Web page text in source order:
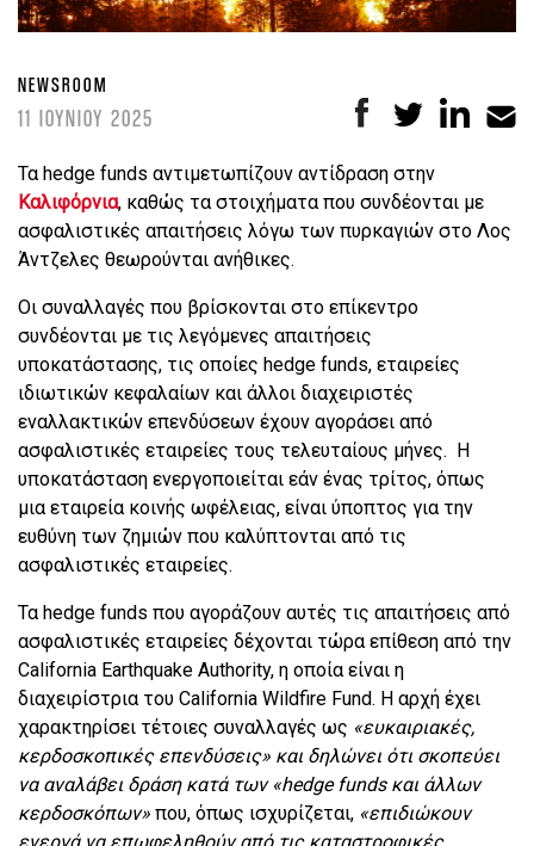
NEWSROOM
11 ΙΟΥΝΙΟΥ 2025
Τα hedge funds αντιμετωπίζουν αντίδραση στην
Καλιφόρνια, καθώς τα στοιχήματα που συνδέονται με
ασφαλιστικές απαιτήσεις λόγω των πυρκαγιών στο Λος
Άντζελες θεωρούνται ανήθικες.
Οι συναλλαγές που βρίσκονται στο επίκεντρο
συνδέονται με τις λεγόμενες απαιτήσεις
υποκατάστασης, τις οποίες hedge funds, εταιρείες
ιδιωτικών κεφαλαίων και άλλοι διαχειριστές
εναλλακτικών επενδύσεων έχουν αγοράσει από
ασφαλιστικές εταιρείες τους τελευταίους μήνες. Η
υποκατάσταση ενεργοποιείται εάν ένας τρίτος, όπως
μια εταιρεία κοινής ωφέλειας, είναι ύποπτος για την
ευθύνη των ζημιών που καλύπτονται από τις
ασφαλιστικές εταιρείες.
Τα hedge funds που αγοράζουν αυτές τις απαιτήσεις από
ασφαλιστικές εταιρείες δέχονται τώρα επίθεση από την
California Earthquake Authority, η οποία είναι η
διαχειρίστρια του California Wildfire Fund. Η αρχή έχει
χαρακτηρίσει τέτοιες συναλλαγές ως «ευκαιριακές,
κερδοσκοπικές επενδύσεις» και δηλώνει ότι σκοπεύει
να αναλάβει δράση κατά των «hedge funds και άλλων
κερδοσκόπων» που, όπως ισχυρίζεται, «επιδιώκουν